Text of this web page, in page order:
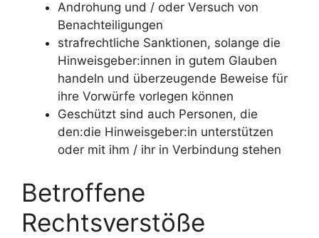
Androhung und / oder Versuch von
Benachteiligungen
strafrechtliche Sanktionen, solange die
Hinweisgeber:innen in gutem Glauben
handeln und überzeugende Beweise für
ihre Vorwürfe vorlegen können
Geschützt sind auch Personen, die
den:die Hinweisgeber:in unterstützen
oder mit ihm / ihr in Verbindung stehen
Betroffene
Rechtsverstöße